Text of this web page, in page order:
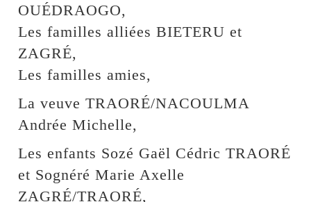
OUÉDRAOGO,
Les familles alliées BIETERU et
ZAGRÉ,
Les familles amies,
La veuve TRAORÉ/NACOULMA
Andrée Michelle,
Les enfants Sozé Gaël Cédric TRAORÉ
et Sognéré Marie Axelle
ZAGRÉ/TRAORÉ,